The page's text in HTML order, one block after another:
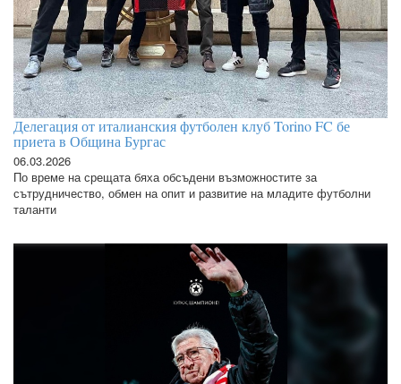
Делегация от италианския футболен клуб Torino FC бе
приета в Община Бургас
06.03.2026
По време на срещата бяха обсъдени възможностите за
сътрудничество, обмен на опит и развитие на младите футболни
таланти